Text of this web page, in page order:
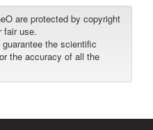
are protected by copyright
fair use.
the scientific
the accuracy of all the